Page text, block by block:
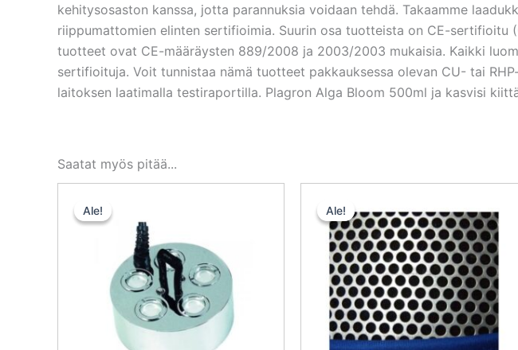
kehitysosaston kanssa, jotta parannuksia voidaan tehdä. Takaamme
riippumattomien elinten sertifioimia. Suurin osa tuotteista on CE-sertifioitu
tuotteet ovat CE-määräysten 889/2008 ja 2003/2003 mukaisia. Kaikki
sertifioituja. Voit tunnistaa nämä tuotteet pakkauksessa olevan CU- tai
laitoksen laatimalla testiraportilla. Plagron Alga Bloom 500ml ja kasvisi
Saatat myös pitää...
Ale!
Ale! Ale!
Ale!
oli:
50,00 €.
on:
47,50 €.